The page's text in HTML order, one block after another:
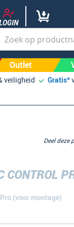
Outlet
veiligheid Gratis*
(voor montage)
Deel